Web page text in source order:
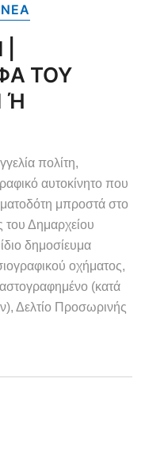
ΤΟΥ
Ή
πολίτη,
αυτοκίνητο που
μπροστά στο
Δημαρχείου
δημοσίευμα
οχήματος,
(κατά
Δελτίο Προσωρινής